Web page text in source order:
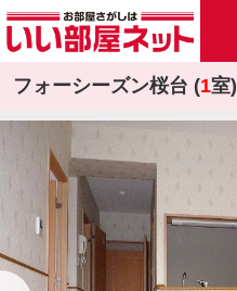
フォーシーズン桜台 (1室)